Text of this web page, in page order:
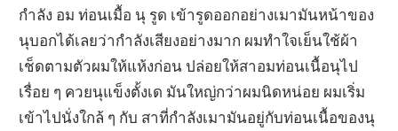
กำลัง อม ท่อนเมื้อ นุ รูด เข้ารูดออกอย่างเมามันหน้าของ
นุบอกได้เลยว่ากำลังเสียงอย่างมาก ผมทำใจเย็นใช้ผ้า
เช็ดตามตัวผมให้แห้งก่อน ปล่อยให้สาอมท่อนเนื้อนุไป
เรื่อย ๆ ควยนุแข็งตั้งเด มันใหญ่กว่าผมนิดหน่อย ผมเริ่ม
เข้าไปนั่งใกล้ ๆ กับ สาที่กำลังเมามันอยู่กับท่อนเนื้อของนุ